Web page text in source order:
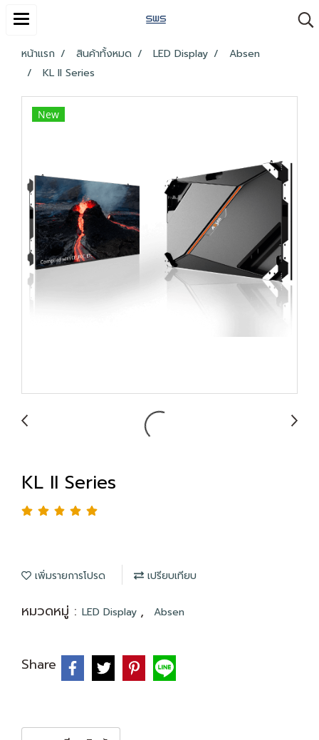
หน้าแรก สินค้าทั้งหมด LED Display
Absen
KL II Series
New
KL II Series
เพิ่มรายการโปรด เปรียบเทียบ
หมวดหมู่ : LED Display , Absen
Share